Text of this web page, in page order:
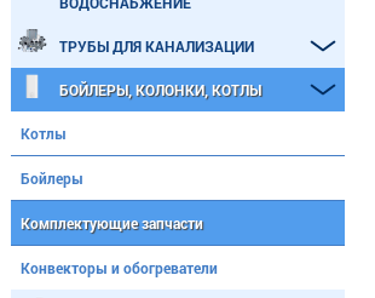
ТРУБЫ ДЛЯ КАНАЛИЗАЦИИ
БОЙЛЕРЫ, КОЛОНКИ, КОТЛЫ
Котлы
Бойлеры
Комплектующие запчасти
Конвекторы и обогреватели